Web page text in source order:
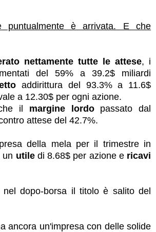
puntualmente è arrivata. E che
nettamente tutte le attese, i
del 59% a 39.2$ miliardi
addirittura del 93.3% a 11.6$
a 12.30$ per ogni azione.
il margine lordopassato dal
attese del 42.7%.
della mela per il trimestre in
un utile di 8.68$ per azione e ricavi
nel dopo-borsa il titolo è salito del
ancora un'impresa con delle solide